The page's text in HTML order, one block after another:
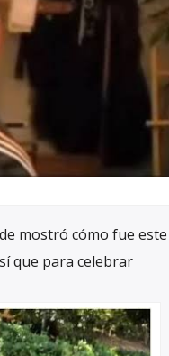
mostró cómo fue este
que para celebrar